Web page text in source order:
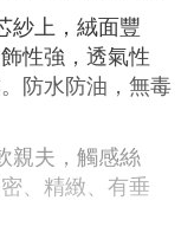
紗上，絨面豐
性強，透氣性
防水防油，無毒
親夫，觸感絲
、精緻、有垂